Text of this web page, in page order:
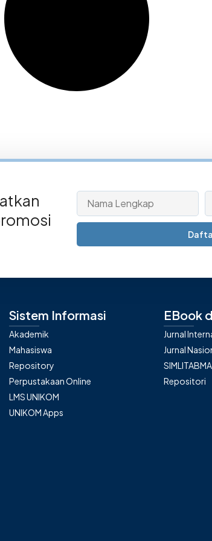
Sistem Informasi
Akademik
Mahasiswa
Repository
Perpustakaan Online
LMS UNIKOM
UNIKOM Apps
EBook
Jurnal
Jurnal
Repositori